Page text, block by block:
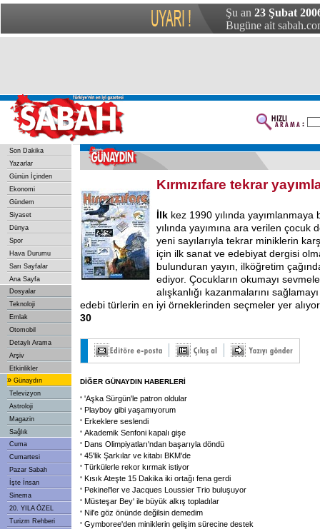
Şu an 23 Şubat
Bugüne ait
Son Dakika
Yazarlar
Günün İçinden
Ekonomi
Gündem
Siyaset
Dünya
Spor
Hava Durumu
Sarı Sayfalar
Ana Sayfa
Dosyalar
Teknoloji
Emlak
Otomobil
Detaylı Arama
Arşiv
Etkinlikler
» Günaydın
Televizyon
Astroloji
Magazin
Sağlık
Cuma
Cumartesi
Pazar Sabah
İşte İnsan
Sinema
20. YILA ÖZEL
Turizm Rehberi
Kırmızıfare tekrar
İlk kez 1990 yılında
yılında yayımına ara verilen çocuk
yeni sayılarıyla tekrar miniklerin
için ilk sanat ve edebiyat dergisi
bulunduran yayın, ilköğretim
ediyor. Çocukların okumayı
alışkanlığı kazanmalarını
edebi türlerin en iyi örneklerinden seçmeler yer
30
DİĞER GÜNAYDIN HABERLERİ
'Aşka Sürgün'le patron oldular
Playboy gibi yaşamıyorum
Erkeklere seslendi
Akademik Senfoni kapalı gişe
Dans Olimpiyatları'ndan başarıyla döndü
45'lik Şarkılar ve kitabı BKM'de
Türkülerle rekor kırmak istiyor
Kısık Ateşte 15 Dakika iki ortağı fena gerdi
Pekinel'ler ve Jacques Loussier Trio buluşuyor
Müsteşar Bey' ile büyük alkış topladılar
Nil'e göz önünde değilsin demedim
Gymboree'den miniklerin gelişim sürecine destek